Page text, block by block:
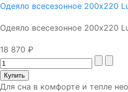
Одеяло всесезонное 200х220
Одеяло всесезонное 200х220
18 870 ₽
Для сна в комфорте и тепле